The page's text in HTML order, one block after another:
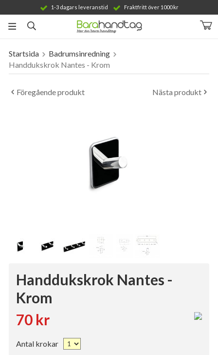
1-3 dagars leveranstid Fraktfritt över 1000 kr
Produkten har blivit tillagd i varukorgen
Startsida
Badrumsinredning
Handdukskrok Nantes - Krom
Föregående produkt Nästa produkt
Handdukskrok Nantes -
Krom
70 kr
Antal krokar